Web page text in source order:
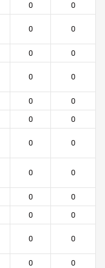
0
0
0 0
0
0
0 0
0
0
0
0
0 0
0 0
0
0
0
0
0 0
0
0